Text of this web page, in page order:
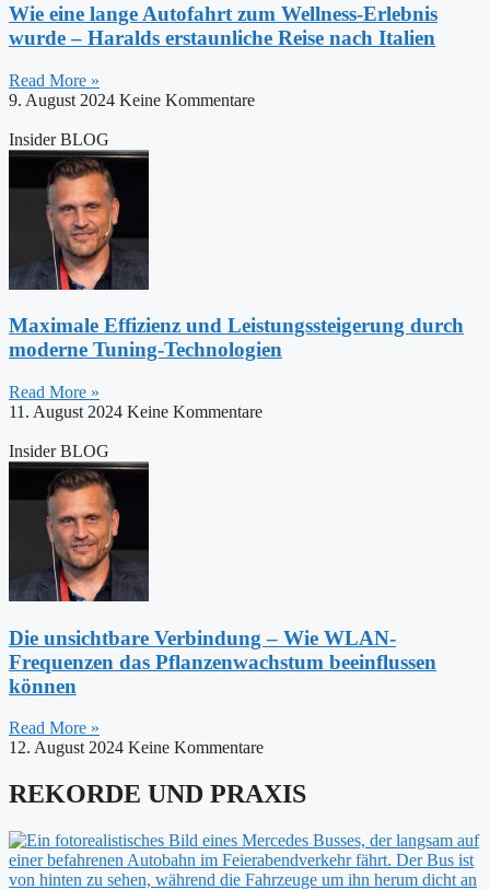
Wie eine lange Autofahrt zum Wellness-Erlebnis
wurde – Haralds erstaunliche Reise nach Italien
Read More »
9. August 2024 Keine Kommentare
Insider BLOG
Maximale Effizienz und Leistungssteigerung durch
moderne Tuning-Technologien
Read More »
11. August 2024 Keine Kommentare
Insider BLOG
Die unsichtbare Verbindung – Wie WLAN-
Frequenzen das Pflanzenwachstum beeinflussen
können
Read More »
12. August 2024 Keine Kommentare
REKORDE UND PRAXIS